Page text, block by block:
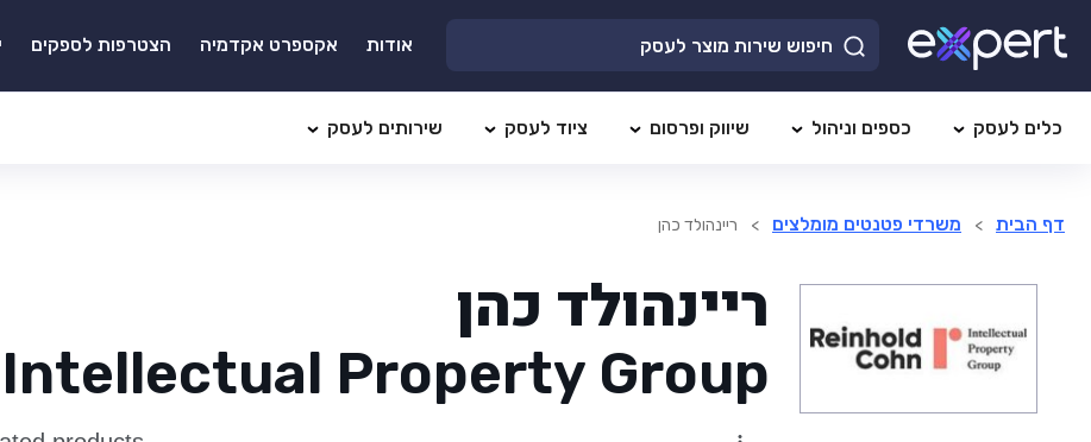
אודות אקספרט אקדמיה הצטרפות לספקים
כלים לעסק כספים וניהול שיווק ופרסום ציוד לעסק שירותים לעסק
דף הבית > משרדי פטנטים מומלצים > ריינהולד כהן
ריינהולד כהן
Intellectual Property Group